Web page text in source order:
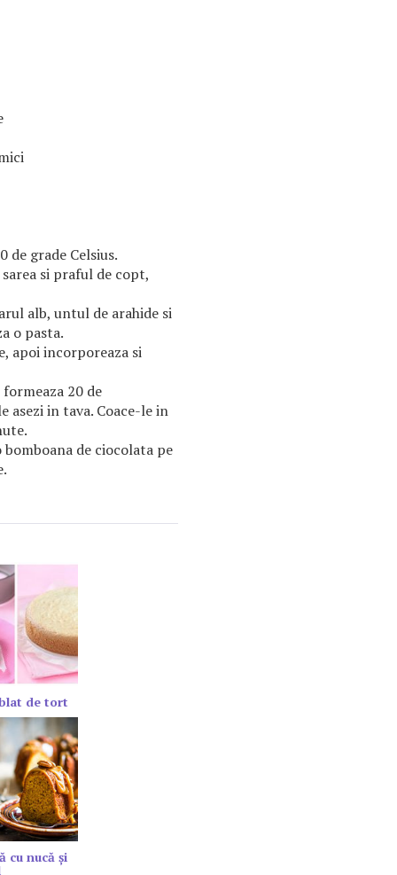
grade Celsius.
si praful de copt,
alb, untul de arahide si
o pasta.
apoi incorporeaza si
20 de
in tava. Coace-le in
de ciocolata pe
de tort
cu nucă și